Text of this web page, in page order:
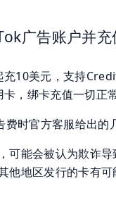
广告账户并充
充10美元，支持
，绑卡充值一切正常
时官方客服给出的
可能会被认为欺诈
他地区发行的卡有可